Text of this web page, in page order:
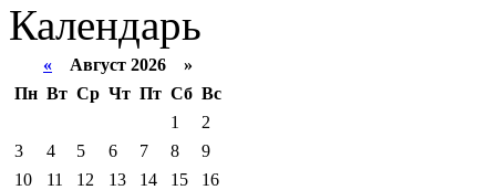
Календарь
« Август 2026 »
Пн Вт Ср Чт Пт Сб Вс
1
2
3
4 5 6 7 8
9
10
11 12 13 14 15
16